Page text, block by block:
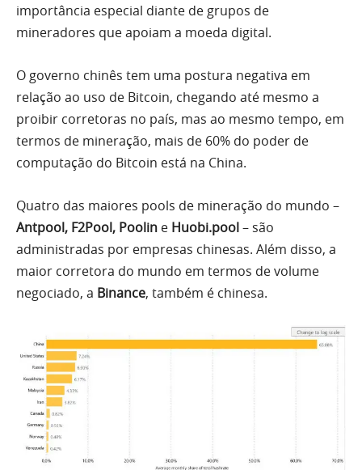
importância especial diante de grupos de
mineradores que apoiam a moeda digital.
O governo chinês tem uma postura negativa em
relação ao uso de Bitcoin, chegando até mesmo a
proibir corretoras no país, mas ao mesmo tempo, em
termos de mineração, mais de 60% do poder de
computação do Bitcoin está na China.
Quatro das maiores pools de mineração do mundo –
Antpool, F2Pool, Poolin e Huobi.pool– são
administradas por empresas chinesas. Além disso, a
maior corretora do mundo em termos de volume
negociado, a Binance, também é chinesa.